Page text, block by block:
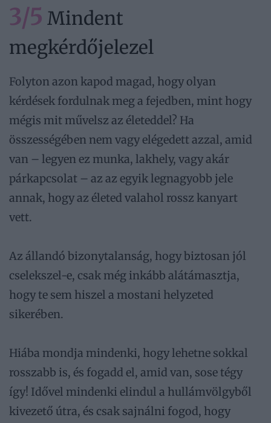
3/5 Mindent
megkérdőjelezel
Folyton azon kapod magad, hogy olyan
kérdések fordulnak meg a fejedben, mint hogy
mégis mit művelsz az életeddel? Ha
összességében nem vagy elégedett azzal, amid
van – legyen ez munka, lakhely, vagy akár
párkapcsolat – az az egyik legnagyobb jele
annak, hogy az életed valahol rossz kanyart
vett.
Az állandó bizonytalanság, hogy biztosan jól
cselekszel-e, csak még inkább alátámasztja,
hogy te sem hiszel a mostani helyzeted
sikerében.
Hiába mondja mindenki, hogy lehetne sokkal
rosszabb is, és fogadd el, amid van, sose tégy
így! Idővel mindenki elindul a hullámvölgyből
kivezető útra, és csak sajnálni fogod, hogy